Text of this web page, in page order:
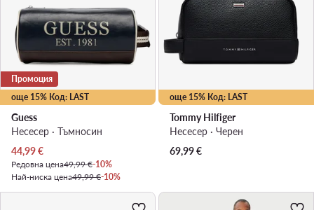
още 15% Код: LAST
Промоция
Guess
Несесер · Тъмносин
Актуална цена
44,99€
Редовна цена49,99 €-10%
Най-ниска цена49,99 €-10%
още 15% Код: LAST
Tommy Hilfiger
Несесер · Черен
69,99€